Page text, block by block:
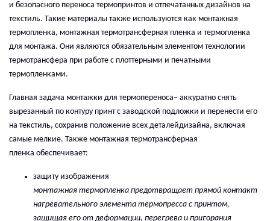
и безопасного переноса термопринтов и отпечатанных дизайнов на
текстиль. Такие материалы также используются как монтажная
термопленка, монтажная термотрансферная пленка и термопленка
для монтажа. Они являются обязательным элементом технологии
термотрансфера при работе с плоттерными и печатными
термопленками.
Главная задача монтажки для термопереноса– аккуратно снять
вырезанный по контуру принт с заводской подложки и перенести его
на текстиль, сохранив положение всех деталейдизайна, включая
самые мелкие. Также монтажная термотрансферная
пленка обеспечивает:
защиту изображения
монтажная термопленка предотвращает прямой контакт
нагревательного элемента термопресса с принтом,
защищая его от деформации, перегрева и пригорания